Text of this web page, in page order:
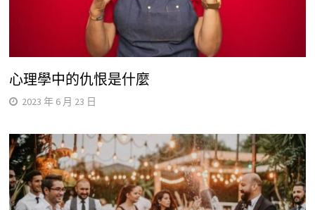
心理學中的仇恨是什麼
2023 年 6 月 23 日